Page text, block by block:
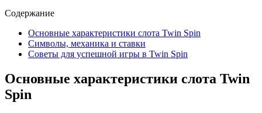
Содержание
Основные характеристики слота Twin Spin
Символы, механика и ставки
Советы для успешной игры в Twin Spin
Основные характеристики слота Twin
Spin